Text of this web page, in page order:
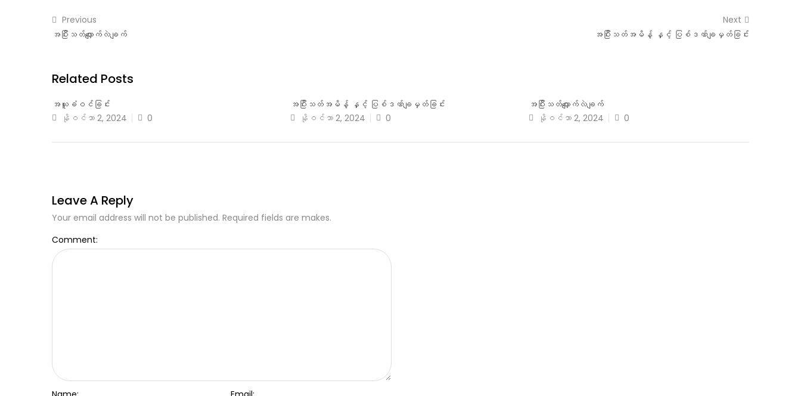
Previous
အပြီးသတ်လျှောက်လဲချက်
Next
အပြီးသတ်အမိန့် နှင့် ပြစ်ဒဏ်ချမှတ်ခြင်း
Related Posts
အယူခံဝင်ခြင်း
နိုဝင်ဘာ 2, 2024
0
အပြီးသတ်အမိန့် နှင့် ပြစ်ဒဏ်ချမှတ်ခြင်း
နိုဝင်ဘာ 2, 2024
0
အပြီးသတ်လျှောက်လဲချက်
နိုဝင်ဘာ 2, 2024
0
Leave A Reply
Your email address will not be published. Required fields are makes.
Comment: